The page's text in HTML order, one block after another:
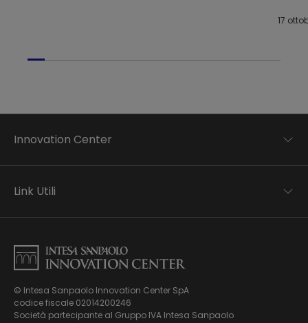
17
© Intesa Sanpaolo Innovation Center SpA
codice fiscale 02014200246
Società partecipante al Gruppo IVA Intesa Sanpaolo
Innovation Center
Applied research
Business transformation
Chi siamo
News ed Eventi
Link Utili
Informativa Privacy
Informativa Privacy Careers
Privacy e Cookie Policy
Mappa del sito
Whistleblowing